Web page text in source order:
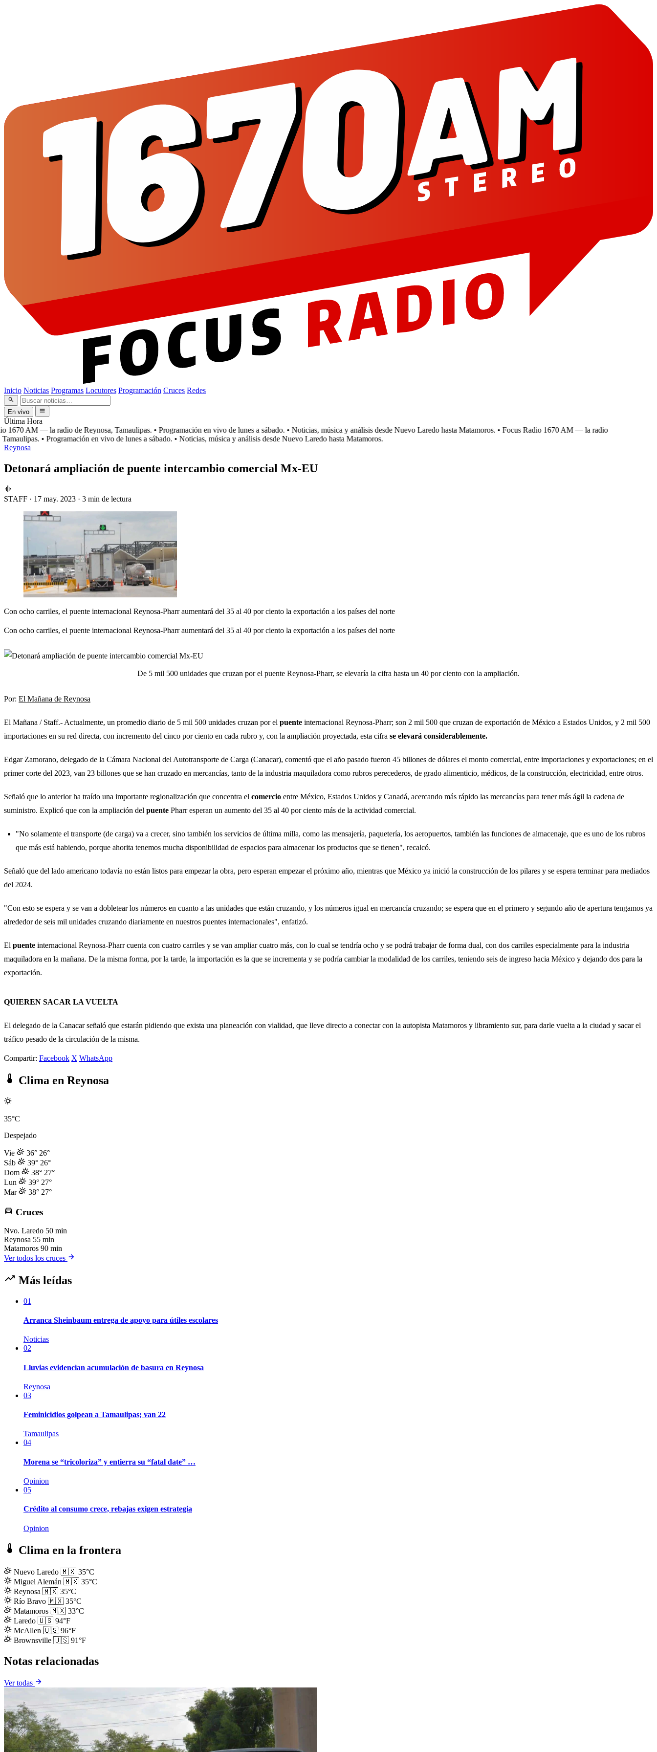
Inicio Noticias Programas Locutores Programación Cruces Redes
En vivo
Última Hora
AM — la radio de Reynosa, Tamaulipas. • Programación en vivo de lunes a sábado. • Noticias, música y análisis desde Nuevo Laredo hasta Matamoros. • Focus Radio 1670 AM — la radio
• Programación en vivo de lunes a sábado. • Noticias, música y análisis desde Nuevo Laredo hasta Matamoros.
Reynosa
Detonará ampliación de puente intercambio comercial Mx-EU
STAFF · 17 may. 2023 · 3 min de lectura
Con ocho carriles, el puente internacional Reynosa-Pharr aumentará del 35 al 40 por ciento la exportación a los países del norte
Con ocho carriles, el puente internacional Reynosa-Pharr aumentará del 35 al 40 por ciento la exportación a los países del norte
De 5 mil 500 unidades que cruzan por el puente Reynosa-Pharr, se elevaría la cifra hasta un 40 por ciento con la ampliación.
Por: El Mañana de Reynosa
El Mañana / Staff.- Actualmente, un promedio diario de 5 mil 500 unidades cruzan por el puente internacional Reynosa-Pharr; son 2 mil 500 que cruzan de exportación de México a Estados Unidos, y 2 mil 500
importaciones en su red directa, con incremento del cinco por ciento en cada rubro y, con la ampliación proyectada, esta cifra se elevará considerablemente.
Edgar Zamorano, delegado de la Cámara Nacional del Autotransporte de Carga (Canacar), comentó que el año pasado fueron 45 billones de dólares el monto comercial, entre importaciones y exportaciones; en el
primer corte del 2023, van 23 billones que se han cruzado en mercancías, tanto de la industria maquiladora como rubros perecederos, de grado alimenticio, médicos, de la construcción, electricidad, entre otros.
Señaló que lo anterior ha traído una importante regionalización que concentra el comercio entre México, Estados Unidos y Canadá, acercando más rápido las mercancías para tener más ágil la cadena de
suministro. Explicó que con la ampliación del puente Pharr esperan un aumento del 35 al 40 por ciento más de la actividad comercial.
"No solamente el transporte (de carga) va a crecer, sino también los servicios de última milla, como las mensajería, paquetería, los aeropuertos, también las funciones de almacenaje, que es uno de los rubros
que más está habiendo, porque ahorita tenemos mucha disponibilidad de espacios para almacenar los productos que se tienen", recalcó.
Señaló que del lado americano todavía no están listos para empezar la obra, pero esperan empezar el próximo año, mientras que México ya inició la construcción de los pilares y se espera terminar para mediados
del 2024.
"Con esto se espera y se van a dobletear los números en cuanto a las unidades que están cruzando, y los números igual en mercancía cruzando; se espera que en el primero y segundo año de apertura tengamos ya
alrededor de seis mil unidades cruzando diariamente en nuestros puentes internacionales", enfatizó.
El puente internacional Reynosa-Pharr cuenta con cuatro carriles y se van ampliar cuatro más, con lo cual se tendría ocho y se podrá trabajar de forma dual, con dos carriles especialmente para la industria
maquiladora en la mañana. De la misma forma, por la tarde, la importación es la que se incrementa y se podría cambiar la modalidad de los carriles, teniendo seis de ingreso hacia México y dejando dos para la
exportación.
QUIEREN SACAR LA VUELTA
El delegado de la Canacar señaló que estarán pidiendo que exista una planeación con vialidad, que lleve directo a conectar con la autopista Matamoros y libramiento sur, para darle vuelta a la ciudad y sacar el
tráfico pesado de la circulación de la misma.
Compartir: Facebook X WhatsApp
Clima en Reynosa
35°C
Despejado
Vie 36° 26°
Sáb
39° 26°
Dom
38° 27°
Lun
39° 27°
Mar
38° 27°
Cruces
Nvo. Laredo 50 min
Reynosa 55 min
Matamoros 90 min
Ver todos los cruces
Más leídas
01
Arranca Sheinbaum entrega de apoyo para útiles escolares
Noticias
02
Lluvias evidencian acumulación de basura en Reynosa
Reynosa
03
Feminicidios golpean a Tamaulipas; van 22
Tamaulipas
04
Morena se “tricoloriza” y entierra su “fatal date” …
Opinion
05
Crédito al consumo crece, rebajas exigen estrategia
Opinion
Clima en la frontera
Nuevo Laredo 🇲🇽 35°C
Miguel Alemán 🇲🇽 35°C
Reynosa 🇲🇽 35°C
Río Bravo 🇲🇽 35°C
Matamoros 🇲🇽 33°C
Laredo 🇺🇸 94°F
McAllen 🇺🇸 96°F
Brownsville 🇺🇸 91°F
Notas relacionadas
Ver todas